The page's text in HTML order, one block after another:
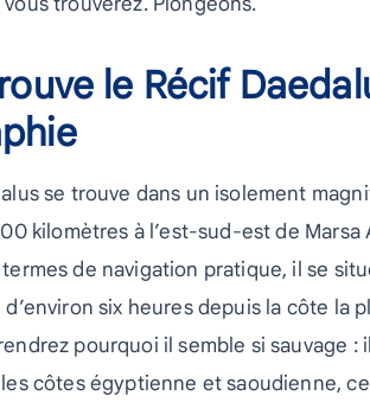
le Récif
se trouve dans un isolement
kilomètres à l’est-sud-est de
termes de navigation pratique, il se
six heures depuis la côte la
pourquoi il semble si sauvage
côtes égyptienne et saoudienne,